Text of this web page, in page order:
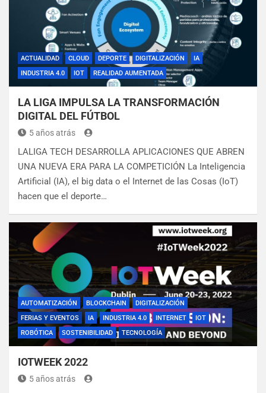
ACTUALIDAD CLOUD DEPORTE DIGITALIZACIÓN
IA
INDUSTRIA 4.0
IOT REALIDAD AUMENTADA
LA LIGA IMPULSA LA TRANSFORMACIÓN
DIGITAL DEL FÚTBOL
5 años atrás
LALIGA TECH DESARROLLA APLICACIONES QUE ABREN
UNA NUEVA ERA PARA LA COMPETICIÓN La Inteligencia
Artificial (IA), el big data o el Internet de las Cosas (IoT)
hacen que el deporte…
AUTOMATIZACIÓN BLOCKCHAIN
DIGITALIZACIÓN
FERIAS Y EVENTOS
IA INDUSTRIA 4.0 INTERNET
IOT
ROBÓTICA
SOSTENIBILIDAD TECNOLOGÍA
IOTWEEK 2022
5 años atrás